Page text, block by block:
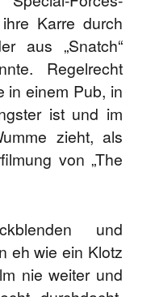
Karre durch
aus „Snatch“
Regelrecht
in einem Pub, in
ist und im
zieht, als
von „The
und
eh wie ein Klotz
nie weiter und